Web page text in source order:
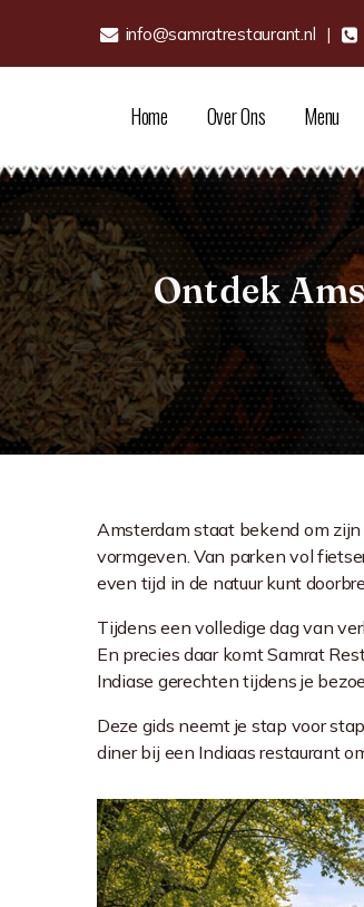
info@samratrestaurant.nl |
Home Over Ons Menu
Ontdek
Amsterdam staat bekend om
vormgeven. Van parken vol
even tijd in de natuur kunt
Tijdens een volledige dag van
En precies daar komt Samrat
Indiase gerechten tijdens je
Deze gids neemt je stap voor
diner bij een Indiaas restaurant